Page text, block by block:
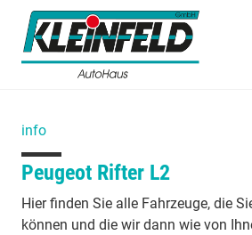
info
Peugeot Rifter L2
Hier finden Sie alle Fahrzeuge, die
können und die wir dann wie von